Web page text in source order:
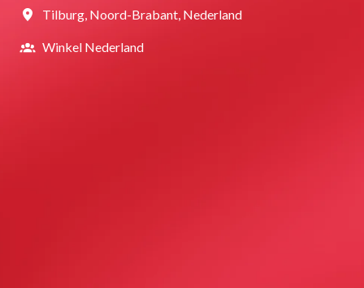
Tilburg, Noord-Brabant, Nederland
Winkel Nederland